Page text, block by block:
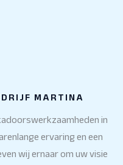
MARTINA
in
ervaring en een
wij ernaar om uw visie